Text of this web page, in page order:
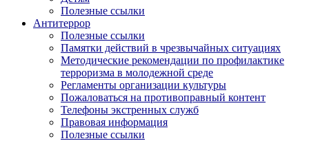
Полезные ссылки
Антитеррор
Полезные ссылки
Памятки действий в чрезвычайных ситуациях
Методические рекомендации по профилактике
терроризма в молодежной среде
Регламенты организации культуры
Пожаловаться на противоправный контент
Телефоны экстренных служб
Правовая информация
Полезные ссылки